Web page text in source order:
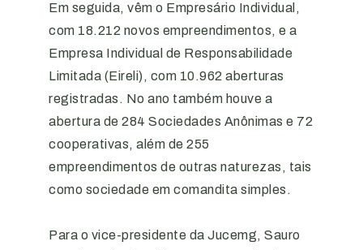
Em seguida, vêm o Empresário Individual,
com 18.212 novos empreendimentos, e a
Empresa Individual de Responsabilidade
Limitada (Eireli), com 10.962 aberturas
registradas. No ano também houve a
abertura de 284 Sociedades Anônimas e 72
cooperativas, além de 255
empreendimentos de outras naturezas, tais
como sociedade em comandita simples.
Para o vice-presidente da Jucemg, Sauro